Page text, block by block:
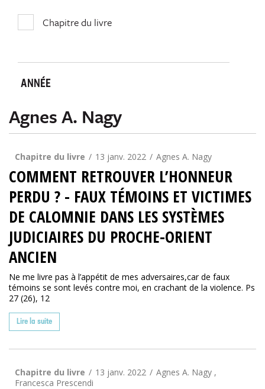
Chapitre du livre
ANNÉE
Agnes A. Nagy
Chapitre du livre 13 janv. 2022 Agnes A. Nagy
COMMENT RETROUVER L’HONNEUR
PERDU ? - FAUX TÉMOINS ET VICTIMES
DE CALOMNIE DANS LES SYSTÈMES
JUDICIAIRES DU PROCHE-ORIENT
ANCIEN
Ne me livre pas à l’appétit de mes adversaires,car de faux
témoins se sont levés contre moi, en crachant de la violence. Ps
27 (26), 12
Lire la suite
Chapitre du livre 13 janv. 2022
Agnes A. Nagy ,
Francesca Prescendi